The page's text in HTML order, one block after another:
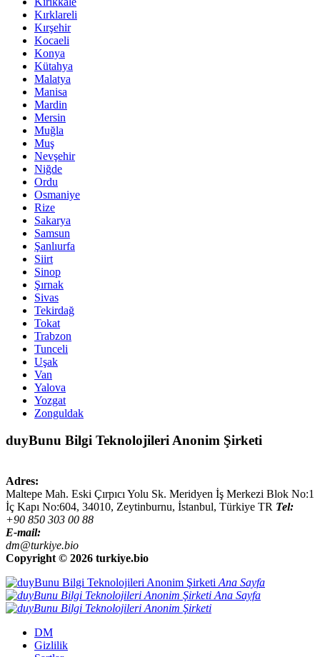
Kırklareli
Kırşehir
Kocaeli
Konya
Kütahya
Malatya
Manisa
Mardin
Mersin
Muğla
Muş
Nevşehir
Niğde
Ordu
Osmaniye
Rize
Sakarya
Samsun
Şanlıurfa
Siirt
Sinop
Şırnak
Sivas
Tekirdağ
Tokat
Trabzon
Tunceli
Uşak
Van
Yalova
Yozgat
Zonguldak
duyBunu Bilgi Teknolojileri Anonim Şirketi
Adres:
Maltepe Mah. Eski Çırpıcı Yolu Sk. Meridyen İş Merkezi Blok No:1
İç Kapı No:604, 34010, Zeytinburnu, İstanbul, Türkiye TR Tel:
+90 850 303 00 88
E-mail:
dm@turkiye.bio
Copyright © 2026 turkiye.bio
Ana Sayfa
Ana Sayfa
DM
Gizlilik